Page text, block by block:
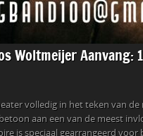
Woltmeijer Aanvang:
volledig in het teken van
aan een van de meest
is speciaal gearrangeerd